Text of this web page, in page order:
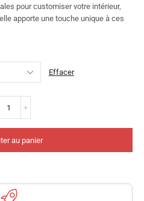
pour customiser votre intérieur,
apporte une touche unique à ces
Effacer
au panier